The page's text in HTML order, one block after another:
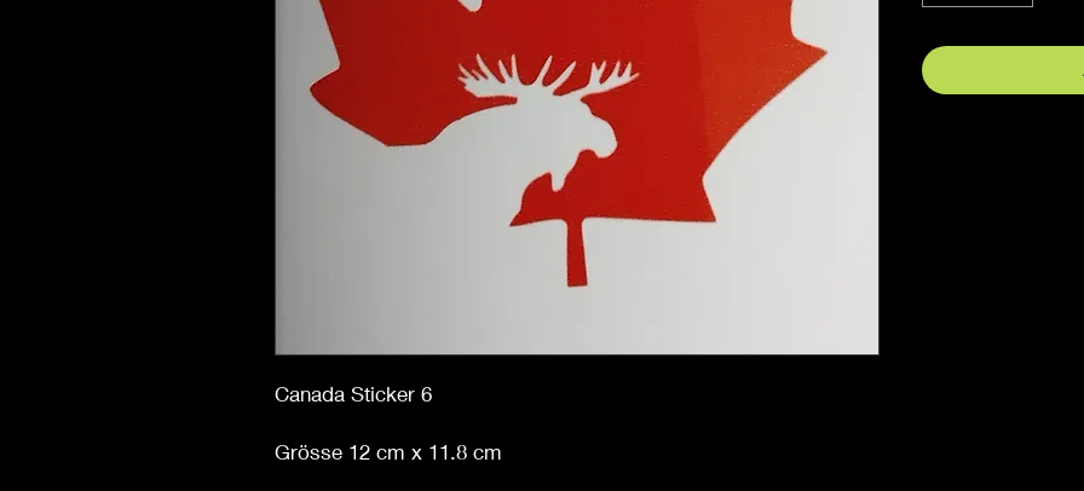
Canada Sticker 6
Grösse 12 cm x 11.8 cm